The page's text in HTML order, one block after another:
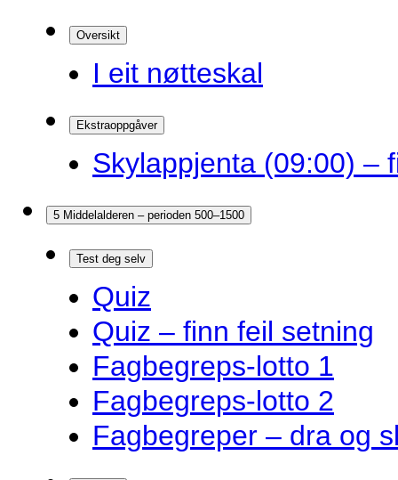
Oversikt
I eit nøtteskal
Ekstraoppgåver
Skylappjenta (09:00) –
5 Middelalderen – perioden 500–1500
Test deg selv
Quiz
Quiz – finn feil setning
Fagbegreps-lotto 1
Fagbegreps-lotto 2
Fagbegreper – dra og